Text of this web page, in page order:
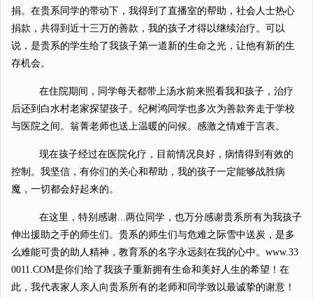
捐。在贵系同学的带动下，我得到了直播室的帮助，社会人士热心
捐款，共得到近十三万的善款，我的孩子才得以继续治疗。可以
说，是贵系的学生给了我孩子第一道新的生命之光，让他有新的生
存机会。
在住院期间，同学每天都带上汤水前来照看我和孩子，治疗
后还到白水村老家探望孩子。纪树鸿同学也多次为善款奔走于学校
与医院之间。翁菁老师也送上温暖的问候。感激之情难于言表。
现在孩子经过在医院化疗，目前情况良好，病情得到有效的
控制。我坚信，有你们的关心和帮助，我的孩子一定能够战胜病
魔，一切都会好起来的。
在这里，特别感谢...两位同学，也万分感谢贵系所有为我孩子
伸出援助之手的师生们。贵系的师生们与危难之际雪中送炭，是多
么难能可贵的助人精神，教育系的名字永远刻在我的心中。www.33
0011.COM是你们给了我孩子重新拥有生命和美好人生的希望！在
此，我代表家人亲人向贵系所有的老师和同学致以最诚挚的谢意！